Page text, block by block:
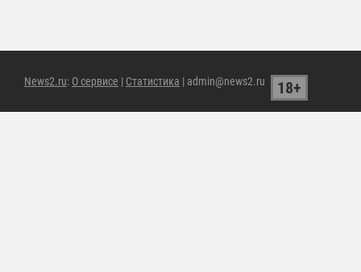
News2.ru: О сервисе | Статистика | admin@news2.ru 18+